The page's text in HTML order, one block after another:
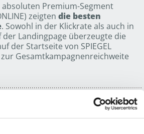
Premium-Segment
zeigten die besten
. Sowohl in der Klickrate als auch in
Landingpage überzeugte die
der Startseite von SPIEGEL
zur Gesamtkampagnenreichweite